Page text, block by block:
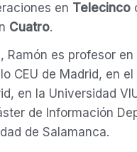
en Telecinco
Cuatro.
Ramón es profesor
CEU de Madrid, en
en la Universidad
de Información
de Salamanca.